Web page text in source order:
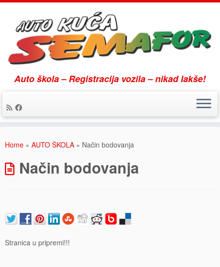
Auto škola – Registracija vozila – nikad lakše!
Home » AUTO ŠKOLA » Način bodovanja
Način bodovanja
Stranica u pripremi!!!